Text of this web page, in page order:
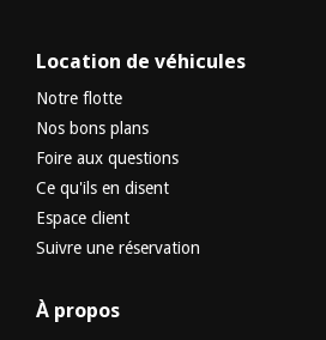
Location de véhicules
Notre flotte
Nos bons plans
Foire aux questions
Ce qu'ils en disent
Espace client
Suivre une réservation
À propos